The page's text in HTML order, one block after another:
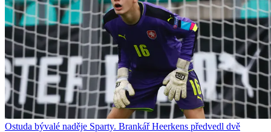
Ostuda bývalé naděje Sparty. Brankář Heerkens předvedl dvě